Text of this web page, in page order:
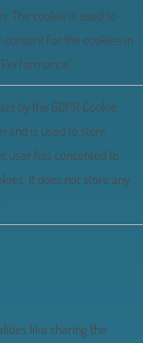
The cookie is used to
consent for the cookies in
by the GDPR Cookie
and is used to store
user has consented to
It does not store any
like sharing the